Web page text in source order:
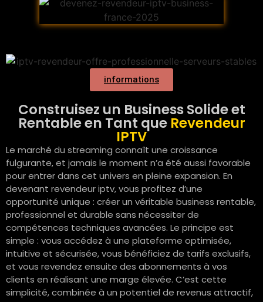
informations
Construisez un Business Solide et
Rentable en Tant que Revendeur
IPTV
Le marché du streaming connaît une croissance
fulgurante, et jamais le moment n’a été aussi favorable
pour entrer dans cet univers en pleine expansion. En
devenant revendeur iptv, vous profitez d’une
opportunité unique : créer un véritable business rentable,
professionnel et durable sans nécessiter de
compétences techniques avancées. Le principe est
simple : vous accédez à une plateforme optimisée,
intuitive et sécurisée, vous bénéficiez de tarifs exclusifs,
et vous revendez ensuite des abonnements à vos
clients en réalisant une marge élevée. C’est cette
simplicité, combinée à un potentiel de revenus attractif,